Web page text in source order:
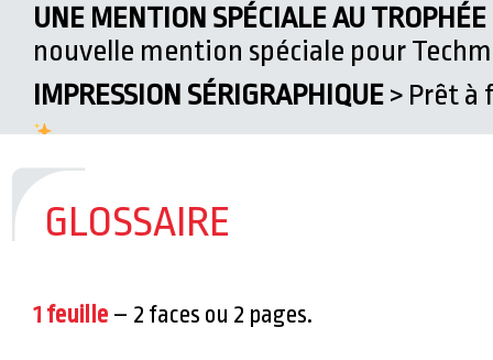
UNE MENTION SPÉCIALE AU
nouvelle mention spéciale pour
IMPRESSION SÉRIGRAPHIQUE> Prêt à
L'ÉTIQUETTE RACK
l’étiquette RACK !
partageons notre joie et fierté d’avoir
GLOSSAIRE
1 feuille – 2 faces ou 2 pages.